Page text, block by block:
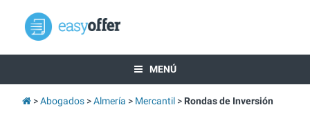
MENÚ
Abogados Almería Mercantil Rondas de Inversión